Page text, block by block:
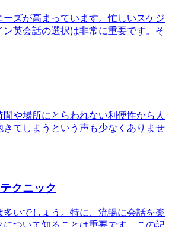
ズが高まっています。忙しいスケジ
英会話の選択は非常に重要です。そ
や場所にとらわれない利便性から人
てしまうという声も少なくありませ
クニック
いでしょう。特に、流暢に会話を楽